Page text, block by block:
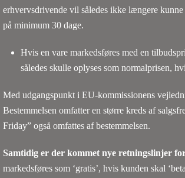
erhvervsdrivende vil således ikke længere
på minimum 30 dage.
Hvis en vare markedsføres med en
således skulle oplyses som normalprisen,
Med udgangspunkt i EU-kommissionens
Bestemmelsen omfatter en større kreds af
Friday” også omfattes af bestemmelsen.
Samtidig er der kommet nye retningslinjer
markedsføres som ‘gratis’, hvis kunden skal